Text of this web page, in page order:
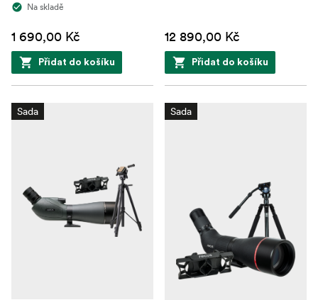
Na skladě
1 690,00 Kč
Přidat do košíku
12 890,00 Kč
Přidat do košíku
Sada Sada